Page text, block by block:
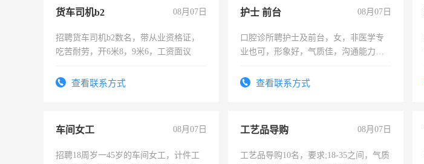
货车司机b2 08月07日
招聘货车司机b2数名，带从业资格证，
吃苦耐劳，开6米8，9米6，工资面议
查看联系方式
护士 前台 08月07日
口腔诊所聘护士及前台，女，非医学专
业也可，形象好，气质佳，沟通能力
查看联系方式
车间女工 08月07日
招聘18周岁一45岁的车间女工，计件工
工艺品导购 08月07日
工艺品导购10名，要求;18-35之间，气质